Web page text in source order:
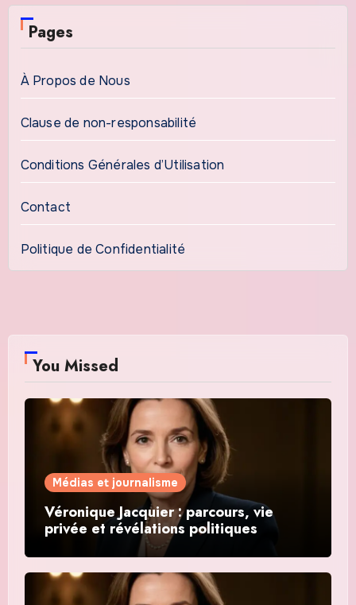
Pages
À Propos de Nous
Clause de non-responsabilité
Conditions Générales d’Utilisation
Contact
Politique de Confidentialité
You Missed
Médias et journalisme
Véronique Jacquier : parcours, vie
privée et révélations politiques